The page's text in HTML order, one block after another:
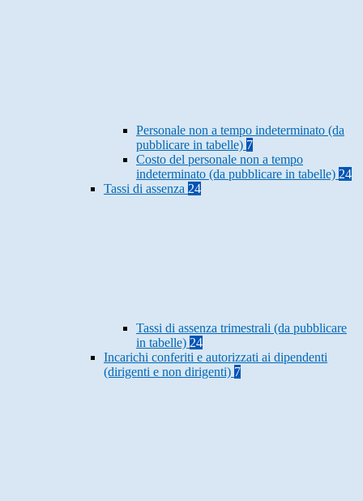
Personale non a tempo indeterminato (da
pubblicare in tabelle) 7
Costo del personale non a tempo
indeterminato (da pubblicare in tabelle) 24
Tassi di assenza 24
Tassi di assenza trimestrali (da pubblicare
in tabelle) 24
Incarichi conferiti e autorizzati ai dipendenti
(dirigenti e non dirigenti) 7